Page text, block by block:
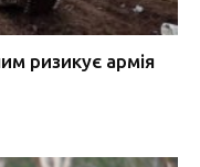
ризикує армія